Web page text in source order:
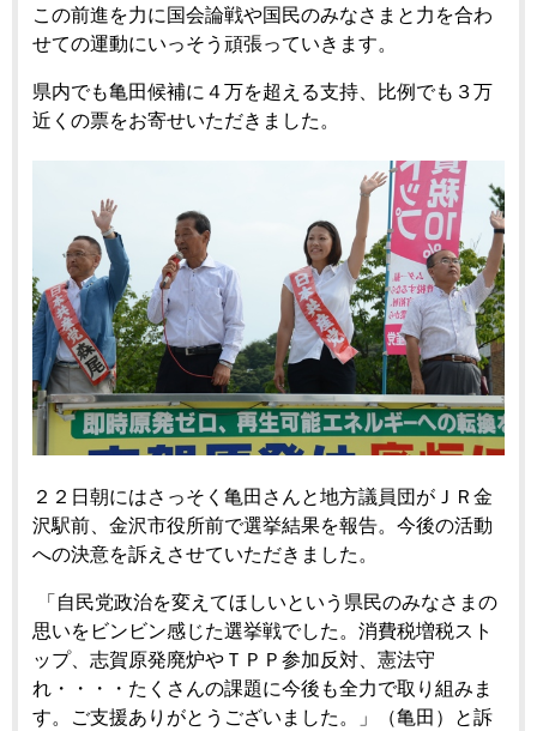
この前進を力に国会論戦や国民のみなさまと力を合わ
せての運動にいっそう頑張っていきます。
県内でも亀田候補に４万を超える支持、比例でも３万
近くの票をお寄せいただきました。
２２日朝にはさっそく亀田さんと地方議員団がＪＲ金
沢駅前、金沢市役所前で選挙結果を報告。今後の活動
への決意を訴えさせていただきました。
「自民党政治を変えてほしいという県民のみなさまの
思いをビンビン感じた選挙戦でした。消費税増税スト
ップ、志賀原発廃炉やＴＰＰ参加反対、憲法守
れ・・・・たくさんの課題に今後も全力で取り組みま
す。ご支援ありがとうございました。」（亀田）と訴